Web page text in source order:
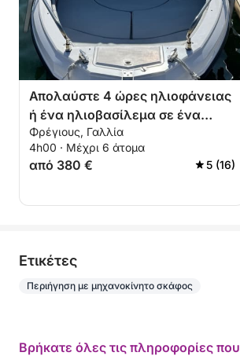
Απολαύστε 4 ώρες ηλιοφάνειας
ή ένα ηλιοβασίλεμα σε ένα
μηχανοκίνητο σκάφος στο
Fréjus.
Φρέγιους, Γαλλία
4h00 · Μέχρι 6 άτομα
από 380 € 5 (16)
Eτικέτες
Περιήγηση με μηχανοκίνητο σκάφος
Βρήκατε όλες τις πληροφορίες που